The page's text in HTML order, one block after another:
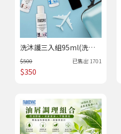
洗沐護三入組95ml(洗髮
+潤髮+沐浴)隨身瓶-法比
娜｜花漾春賞《皇室沙
龍》
$500 已售出 1701
$350